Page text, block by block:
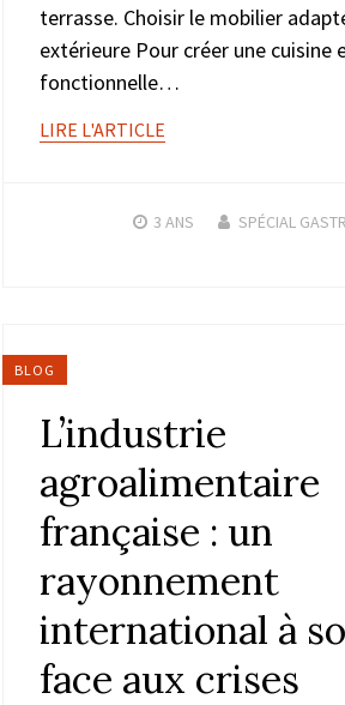
terrasse. Choisir le mobilier
extérieure Pour créer une cuisine
fonctionnelle…
LIRE L'ARTICLE
3 ANS SPÉCIAL
BLOG
L’industrie
agroalimentaire
française : un
rayonnement
international à
face aux crises